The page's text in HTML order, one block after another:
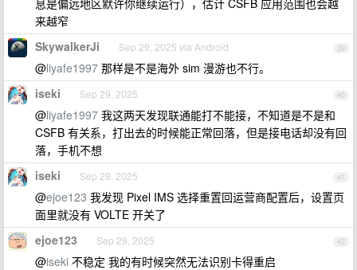
息是偏远地区默许你继续运行），估计 CSFB 应用范围也会越
来越窄
39
SkywalkerJi Sep 29, 2025 via Android
@liyafe1997 那样是不是海外 sim 漫游也不行。
40
iseki Sep 29, 2025
@liyafe1997 我这两天发现联通能打不能接，不知道是不是和
CSFB 有关系，打出去的时候能正常回落，但是接电话却没有回
落，手机不想
41
iseki Sep 29, 2025
@ejoe123 我发现 Pixel IMS 选择重置回运营商配置后，设置页
面里就没有 VOLTE 开关了
42
ejoe123 Sep 29, 2025
@iseki 不稳定 我的有时候突然无法识别卡得重启